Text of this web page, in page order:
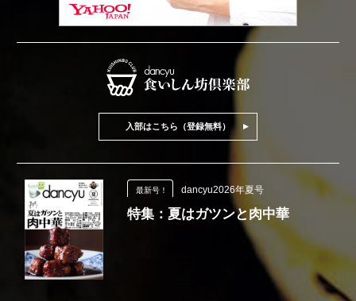
入部はこちら（登録無料）
最新号！ dancyu2026年夏号
特集：夏はガツンと肉中華